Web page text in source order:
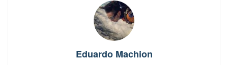
Eduardo Machion